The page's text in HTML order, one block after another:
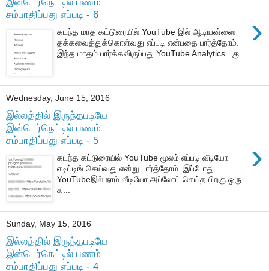
சம்பாதிப்பது எப்படி - 6
›
கடந்த மாத கட்டுரையில் YouTube இல் ஆடியன்ஸை
தக்கவைத்துக்கொள்வது எப்படி என்பதை பார்த்தோம்.
இந்த மாதம் பார்க்கவிருப்பது YouTube Analytics பகு...
Wednesday, June 15, 2016
இல்லத்தில் இருந்தபடியே
இன்டெர்நெட்டில் பணம்
சம்பாதிப்பது எப்படி - 5
›
கடந்த கட்டுரையில் YouTube மூலம் எப்படி வீடியோ
எடிட்டிங் செய்வது என்று பார்த்தோம். இப்போது
YouTubeஇல் நாம் வீடியோ அப்லோட் செய்த பிறகு ஒரு
க...
Sunday, May 15, 2016
இல்லத்தில் இருந்தபடியே
இன்டெர்நெட்டில் பணம்
சம்பாதிப்பது எப்படி - 4